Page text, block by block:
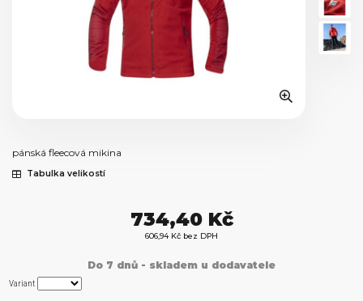
pánská fleecová mikina
Tabulka velikostí
734,40 Kč
606,94 Kč bez DPH
Do 7 dnů - skladem u dodavatele
Variant